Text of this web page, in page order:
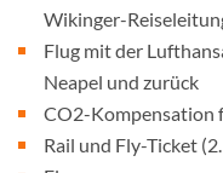
Wikinger-
Flug mit der
Neapel und zurück
CO2-Kompensation
Rail und Fly-Ticket